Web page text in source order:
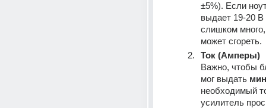
±5%). Если
выдает 19-20
слишком
может сгореть.
Ток (Амперы)
Важно, чтобы
мог выдать
необходимый
усилитель